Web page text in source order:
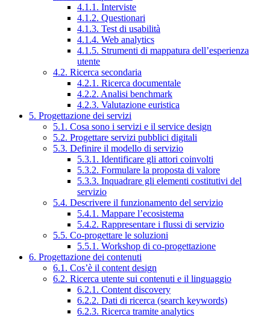
4.1.1. Interviste
4.1.2. Questionari
4.1.3. Test di usabilità
4.1.4. Web analytics
4.1.5. Strumenti di mappatura dell’esperienza
utente
4.2. Ricerca secondaria
4.2.1. Ricerca documentale
4.2.2. Analisi benchmark
4.2.3. Valutazione euristica
5. Progettazione dei servizi
5.1. Cosa sono i servizi e il service design
5.2. Progettare servizi pubblici digitali
5.3. Definire il modello di servizio
5.3.1. Identificare gli attori coinvolti
5.3.2. Formulare la proposta di valore
5.3.3. Inquadrare gli elementi costitutivi del
servizio
5.4. Descrivere il funzionamento del servizio
5.4.1. Mappare l’ecosistema
5.4.2. Rappresentare i flussi di servizio
5.5. Co-progettare le soluzioni
5.5.1. Workshop di co-progettazione
6. Progettazione dei contenuti
6.1. Cos’è il content design
6.2. Ricerca utente sui contenuti e il linguaggio
6.2.1. Content discovery
6.2.2. Dati di ricerca (search keywords)
6.2.3. Ricerca tramite analytics